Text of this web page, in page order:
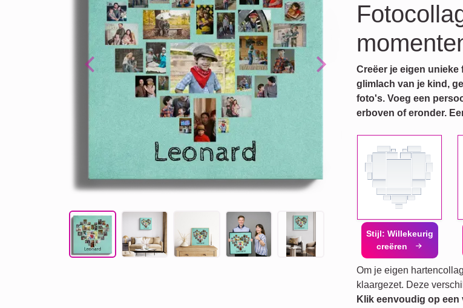
Previous Next
Creëer je eigen
glimlach van je kind,
foto's. Voeg een
erboven of eronder.
Stijl: Willekeurig
creëren
Om je eigen
klaargezet. Deze
Klik eenvoudig op